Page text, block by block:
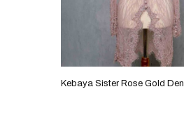
Kebaya Sister Rose Gold